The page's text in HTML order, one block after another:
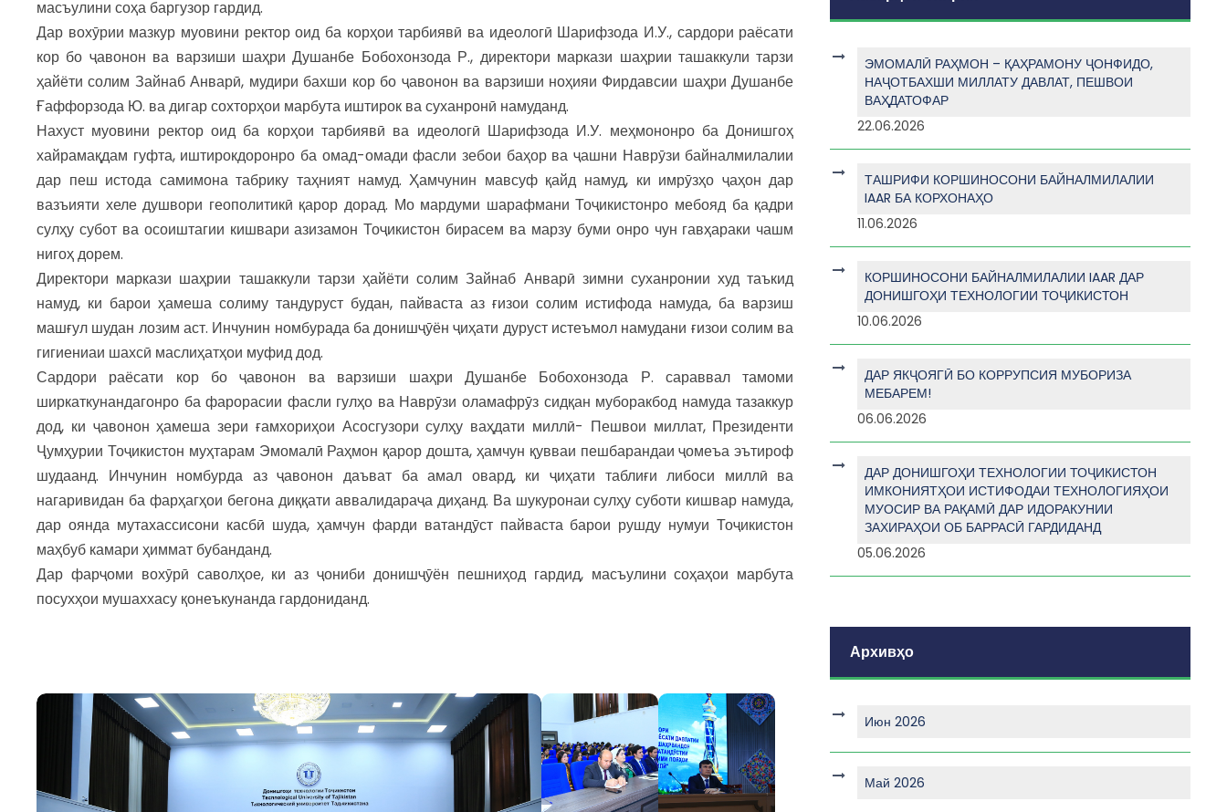
масъулини соҳа баргузор гардид.
Дар вохӯрии мазкур муовини ректор оид ба корҳои тарбиявӣ ва идеологӣ Шарифзода И.У., сардори раёсати
кор бо ҷавонон ва варзиши шаҳри Душанбе Бобохонзода Р., директори маркази шаҳрии ташаккули тарзи
ҳайёти солим Зайнаб Анварӣ, мудири бахши кор бо ҷавонон ва варзиши ноҳияи Фирдавсии шаҳри Душанбе
Ғаффорзода Ю. ва дигар сохторҳои марбута иштирок ва суханронӣ намуданд.
Нахуст муовини ректор оид ба корҳои тарбиявӣ ва идеологӣ Шарифзода И.У. меҳмононро ба Донишгоҳ
хайрамақдам гуфта, иштирокдоронро ба омад-омади фасли зебои баҳор ва ҷашни Наврӯзи байналмилалии
дар пеш истода самимона табрику таҳният намуд. Ҳамчунин мавсуф қайд намуд, ки имрӯзҳо ҷаҳон дар
вазъияти хеле душвори геополитикӣ қарор дорад. Мо мардуми шарафмани Тоҷикистонро мебояд ба қадри
сулҳу субот ва осоиштагии кишвари азизамон Тоҷикистон бирасем ва марзу буми онро чун гавҳараки чашм
нигоҳ дорем.
Директори маркази шаҳрии ташаккули тарзи ҳайёти солим Зайнаб Анварӣ зимни суханронии худ таъкид
намуд, ки барои ҳамеша солиму тандуруст будан, пайваста аз ғизои солим истифода намуда, ба варзиш
машғул шудан лозим аст. Инчунин номбурада ба донишҷӯён ҷиҳати дуруст истеъмол намудани ғизои солим ва
гигиениаи шахсӣ маслиҳатҳои муфид дод.
Сардори раёсати кор бо ҷавонон ва варзиши шаҳри Душанбе Бобохонзода Р. сараввал тамоми
ширкаткунандагонро ба фарорасии фасли гулҳо ва Наврӯзи оламафрӯз сидқан муборакбод намуда тазаккур
дод, ки ҷавонон ҳамеша зери ғамхориҳои Асосгузори сулҳу ваҳдати миллӣ- Пешвои миллат, Президенти
Ҷумҳурии Тоҷикистон муҳтарам Эмомалӣ Раҳмон қарор дошта, ҳамчун қувваи пешбарандаи ҷомеъа эътироф
шудаанд. Инчунин номбурда аз ҷавонон даъват ба амал овард, ки ҷиҳати таблиғи либоси миллӣ ва
нагаривидан ба фарҳагҳои бегона диққати аввалидараҷа диҳанд. Ва шукуронаи сулҳу суботи кишвар намуда,
дар оянда мутахассисони касбӣ шуда, ҳамчун фарди ватандӯст пайваста барои рушду нумуи Тоҷикистон
маҳбуб камари ҳиммат бубанданд.
Дар фарҷоми вохӯрӣ саволҳое, ки аз ҷониби донишҷӯён пешниҳод гардид, масъулини соҳаҳои марбута
посухҳои мушаххасу қонеъкунанда гардониданд.
ЭМОМАЛӢ РАҲМОН – ҚАҲРАМОНУ ҶОНФИДО,
НАҶОТБАХШИ МИЛЛАТУ ДАВЛАТ, ПЕШВОИ
ВАҲДАТОФАР
22.06.2026
ТАШРИФИ КОРШИНОСОНИ БАЙНАЛМИЛАЛИИ
IAAR БА КОРХОНАҲО
11.06.2026
КОРШИНОСОНИ БАЙНАЛМИЛАЛИИ IAAR ДАР
ДОНИШГОҲИ ТЕХНОЛОГИИ ТОҶИКИСТОН
10.06.2026
ДАР ЯКҶОЯГӢ БО КОРРУПСИЯ МУБОРИЗА
МЕБАРЕМ!
06.06.2026
ДАР ДОНИШГОҲИ ТЕХНОЛОГИИ ТОҶИКИСТОН
ИМКОНИЯТҲОИ ИСТИФОДАИ ТЕХНОЛОГИЯҲОИ
МУОСИР ВА РАҚАМӢ ДАР ИДОРАКУНИИ
ЗАХИРАҲОИ ОБ БАРРАСӢ ГАРДИДАНД
05.06.2026
Архивҳо
Июн 2026
Май 2026